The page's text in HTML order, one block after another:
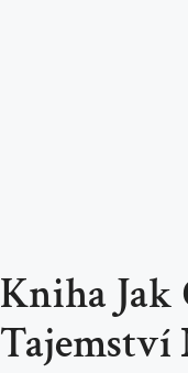
Kniha Jak
Tajemství